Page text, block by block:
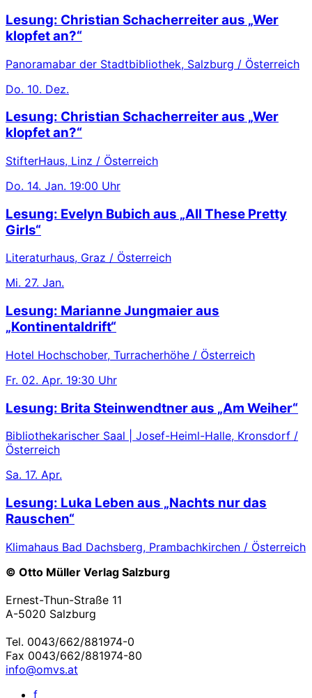
Lesung: Christian Schacherreiter aus „Wer
klopfet an?“
Panoramabar der Stadtbibliothek, Salzburg / Österreich
Do. 10. Dez.
Lesung: Christian Schacherreiter aus „Wer
klopfet an?“
StifterHaus, Linz / Österreich
Do. 14. Jan. 19:00 Uhr
Lesung: Evelyn Bubich aus „All These Pretty
Girls“
Literaturhaus, Graz / Österreich
Mi. 27. Jan.
Lesung: Marianne Jungmaier aus
„Kontinentaldrift“
Hotel Hochschober, Turracherhöhe / Österreich
Fr. 02. Apr. 19:30 Uhr
Lesung: Brita Steinwendtner aus „Am Weiher“
Bibliothekarischer Saal | Josef-Heiml-Halle, Kronsdorf /
Österreich
Sa. 17. Apr.
Lesung: Luka Leben aus „Nachts nur das
Rauschen“
Klimahaus Bad Dachsberg, Prambachkirchen / Österreich
© Otto Müller Verlag Salzburg
Ernest-Thun-Straße 11
A-5020 Salzburg
Tel. 0043/662/881974-0
Fax 0043/662/881974-80
info@omvs.at
f